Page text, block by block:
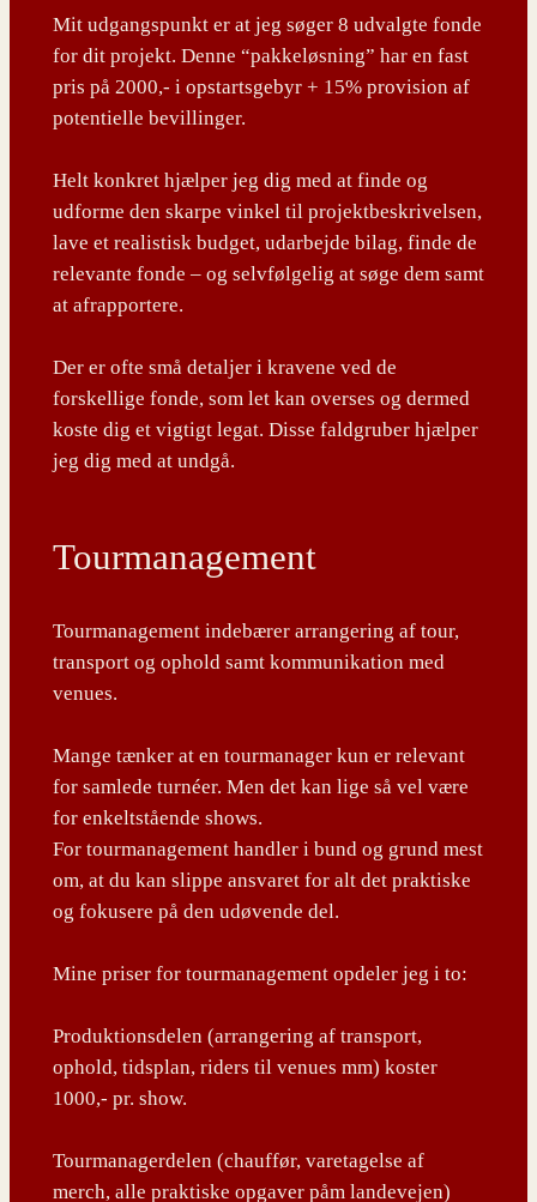
Mit udgangspunkt er at jeg søger 8 udvalgte fonde
for dit projekt. Denne “pakkeløsning” har en fast
pris på 2000,- i opstartsgebyr + 15% provision af
potentielle bevillinger.
Helt konkret hjælper jeg dig med at finde og
udforme den skarpe vinkel til projektbeskrivelsen,
lave et realistisk budget, udarbejde bilag, finde de
relevante fonde – og selvfølgelig at søge dem samt
at afrapportere.
Der er ofte små detaljer i kravene ved de
forskellige fonde, som let kan overses og dermed
koste dig et vigtigt legat. Disse faldgruber hjælper
jeg dig med at undgå.
Tourmanagement
Tourmanagement indebærer arrangering af tour,
transport og ophold samt kommunikation med
venues.
Mange tænker at en tourmanager kun er relevant
for samlede turnéer. Men det kan lige så vel være
for enkeltstående shows.
For tourmanagement handler i bund og grund mest
om, at du kan slippe ansvaret for alt det praktiske
og fokusere på den udøvende del.
Mine priser for tourmanagement opdeler jeg i to:
Produktionsdelen (arrangering af transport,
ophold, tidsplan, riders til venues mm) koster
1000,- pr. show.
Tourmanagerdelen (chauffør, varetagelse af
merch, alle praktiske opgaver påm landevejen)